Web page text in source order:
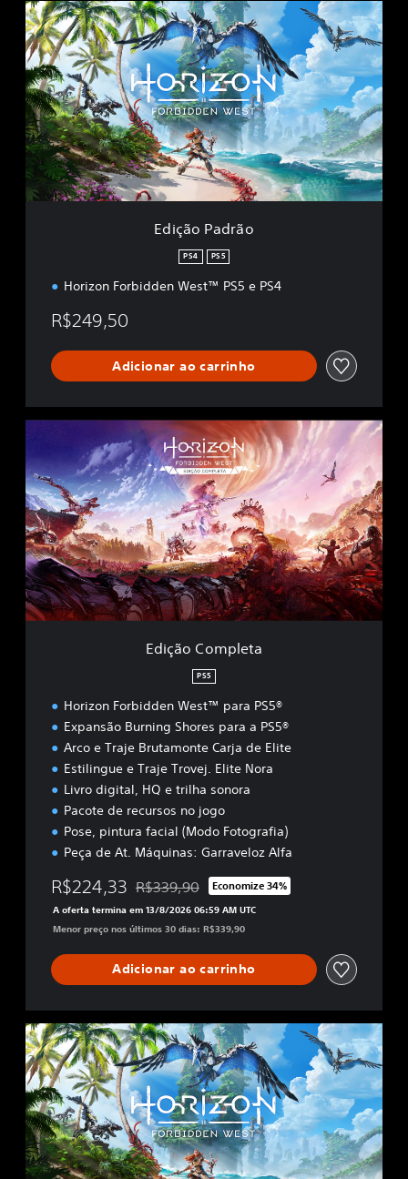
E
d
i
ç
ã
o
P
a
d
ã
o
Edição Padrão
PS4 PS5
Horizon Forbidden West™ PS5 e PS4
R$249,50
Adicionar ao carrinho
i
ç
ã
o
C
o
m
p
l
e
Edição Completa
PS5
Horizon Forbidden West™ para PS5®
Expansão Burning Shores para a PS5®
Arco e Traje Brutamonte Carja de Elite
Estilingue e Traje Trovej. Elite Nora
Livro digital, HQ e trilha sonora
Pacote de recursos no jogo
Pose, pintura facial (Modo Fotografia)
Peça de At. Máquinas: Garraveloz Alfa
R$224,33 Desconto aplicado no preço original de
R$339,90 Economize 34%
A oferta termina em 13/8/2026 06:59 AM UTC
Menor preço nos últimos 30 dias: R$339,90
Adicionar ao carrinho
E
d
i
ç
ã
o
P
a
d